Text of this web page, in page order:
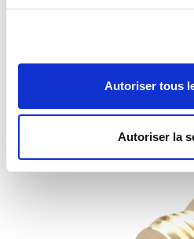
Autoriser tous
Autoriser la